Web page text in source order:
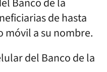
de hasta
móvil a su nombre.
del Banco de la